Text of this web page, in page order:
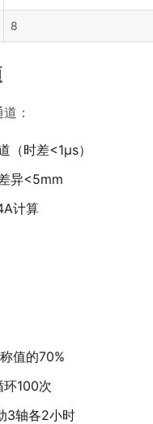
8
：
（时差<1μs）
异<5mm
计算
值的70%
100次
3轴各2小时